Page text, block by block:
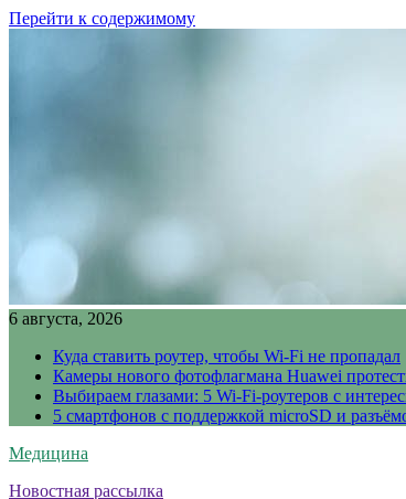
Перейти к содержимому
6 августа, 2026
Куда ставить роутер, чтобы Wi-Fi не пропадал
Камеры нового фотофлагмана Huawei
Выбираем глазами: 5 Wi-Fi-роутеров с
5 смартфонов с поддержкой microSD и
Медицина
Новостная рассылка